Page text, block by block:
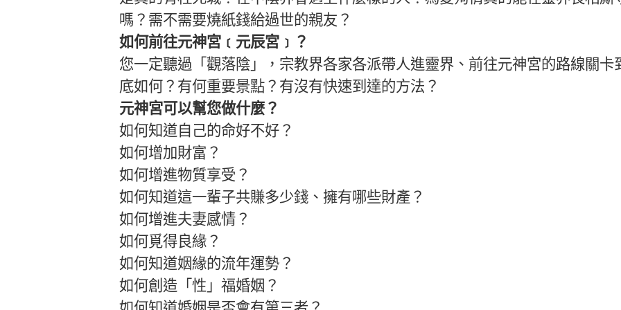
嗎？需不需要燒紙錢給過世的親友？
如何前往元神宮﹝元辰宮﹞？
您一定聽過「觀落陰」，宗教界各家各派帶人進靈界、前往元神宮的路線關卡
底如何？有何重要景點？有沒有快速到達的方法？
元神宮可以幫您做什麼？
如何知道自己的命好不好？
如何增加財富？
如何增進物質享受？
如何知道這一輩子共賺多少錢、擁有哪些財產？
如何增進夫妻感情？
如何覓得良緣？
如何知道姻緣的流年運勢？
如何創造「性」福婚姻？